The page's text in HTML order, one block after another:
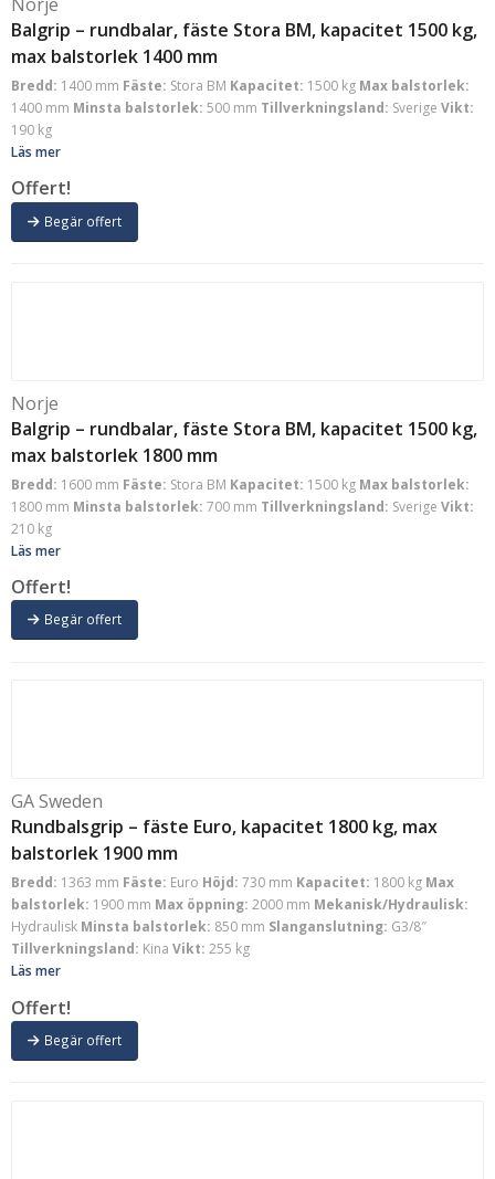
Balgrip – rundbalar, fäste Stora BM, kapacitet 1500 kg,
max balstorlek 1400 mm
Bredd: 1400 mm Fäste: Stora BM Kapacitet: 1500 kg Max balstorlek:
1400 mm Minsta balstorlek: 500 mm Tillverkningsland: Sverige Vikt:
190 kg
Läs mer
Offert!
Begär offert
Norje
Balgrip – rundbalar, fäste Stora BM, kapacitet 1500 kg,
max balstorlek 1800 mm
Bredd: 1600 mm Fäste: Stora BM Kapacitet: 1500 kg Max balstorlek:
1800 mm Minsta balstorlek: 700 mm Tillverkningsland: Sverige Vikt:
210 kg
Läs mer
Offert!
Begär offert
GA Sweden
Rundbalsgrip – fäste Euro, kapacitet 1800 kg, max
balstorlek 1900 mm
Bredd: 1363 mm Fäste: Euro Höjd: 730 mm Kapacitet: 1800 kg Max
balstorlek: 1900 mm Max öppning: 2000 mm Mekanisk/Hydraulisk:
Hydraulisk Minsta balstorlek: 850 mm Slanganslutning: G3/8″
Tillverkningsland: Kina Vikt: 255 kg
Läs mer
Offert!
Begär offert